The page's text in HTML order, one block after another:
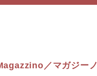
／マガジーノ